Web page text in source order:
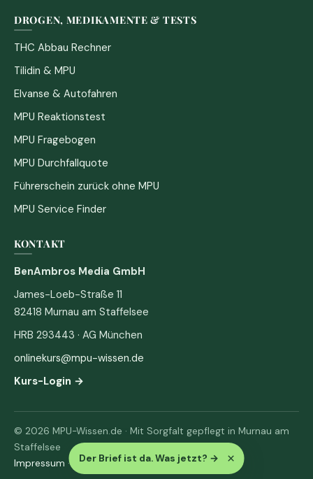
Der Brief ist da. Was jetzt? → ×
DROGEN, MEDIKAMENTE & TESTS
THC Abbau Rechner
Tilidin & MPU
Elvanse & Autofahren
MPU Reaktionstest
MPU Fragebogen
MPU Durchfallquote
Führerschein zurück ohne MPU
MPU Service Finder
KONTAKT
BenAmbros Media GmbH
James-Loeb-Straße 11
82418 Murnau am Staffelsee
HRB 293443 · AG München
onlinekurs@mpu-wissen.de
Kurs-Login →
© 2026 MPU-Wissen.de · Mit Sorgfalt gepflegt in Murnau am
Staffelsee
Impressum · Datenschutz & AGB